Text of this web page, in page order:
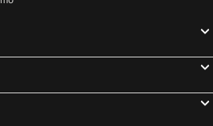
Iliana Hotel